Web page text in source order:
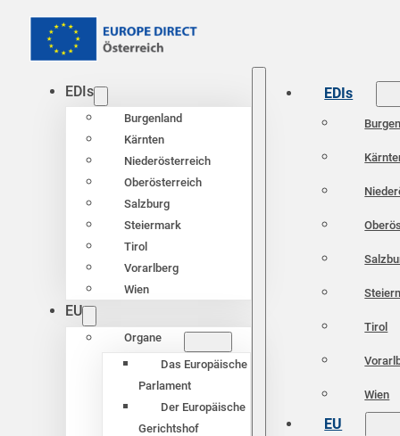
EDIs
Burgenland
Kärnten
Niederösterreich
Oberösterreich
Salzburg
Steiermark
Tirol
Vorarlberg
Wien
EU
Organe
Das Europäische
Parlament
Der Europäische
Gerichtshof
EDIs
Tirol
Wien
EU